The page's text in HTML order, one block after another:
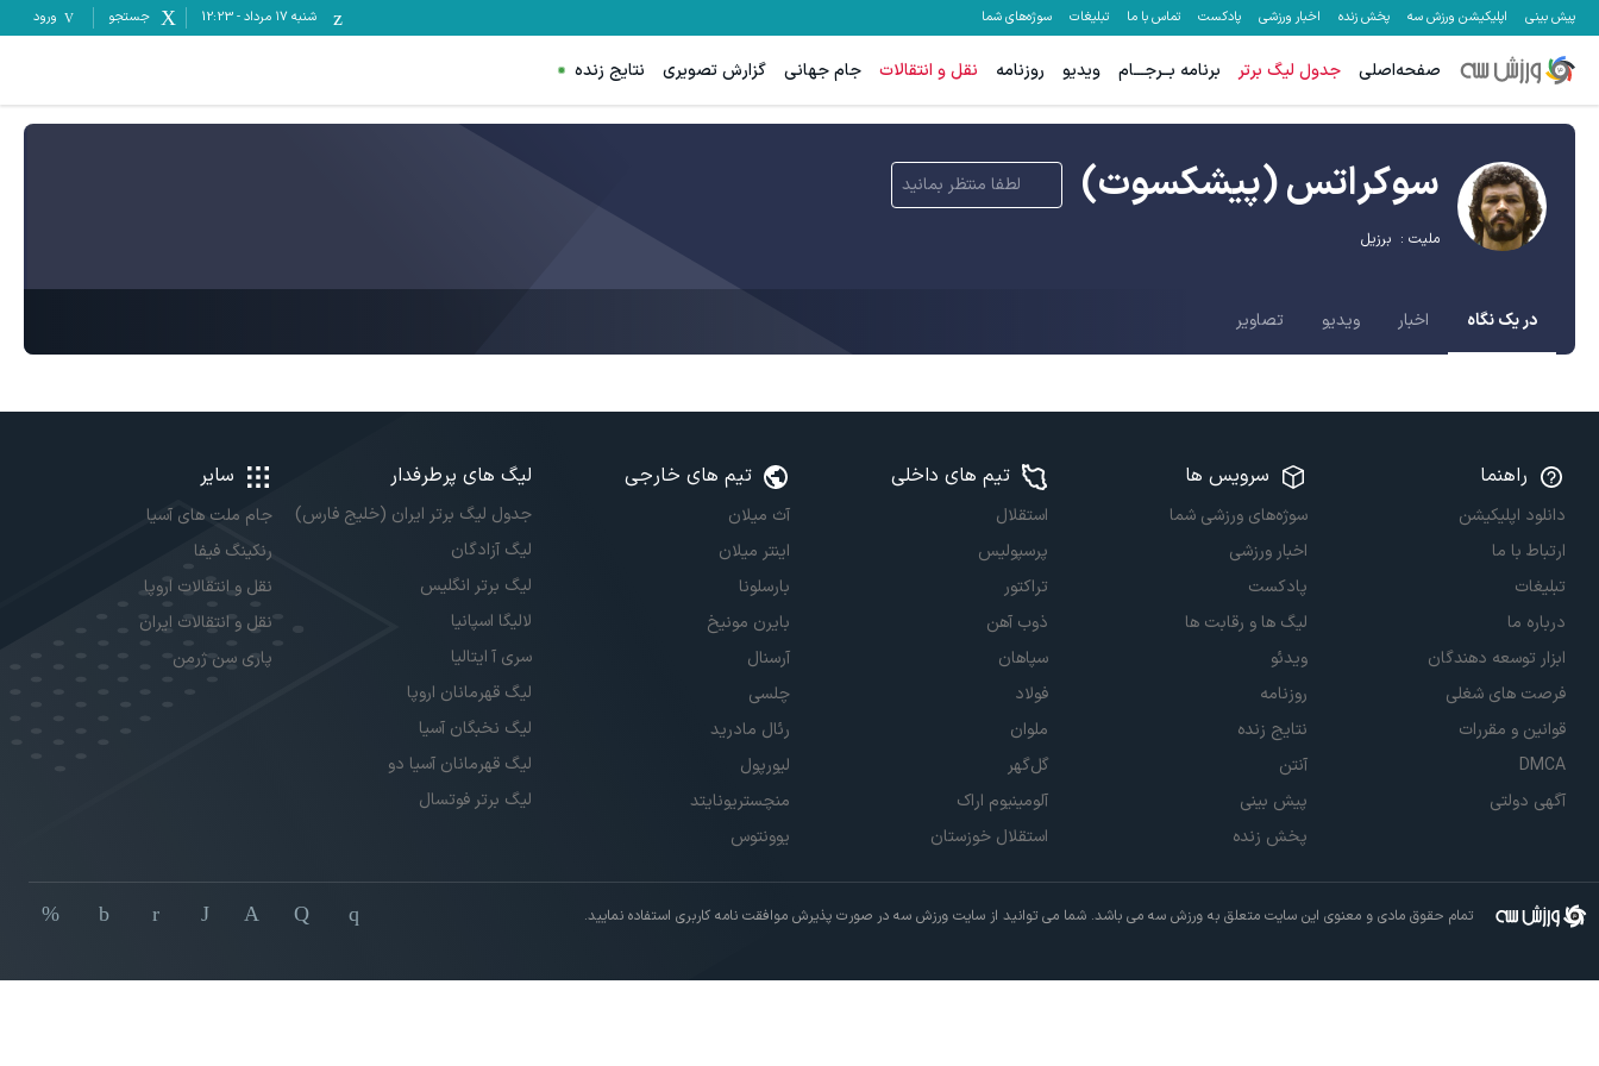
پیش بینی اپلیکیشن ورزش سه پخش زنده اخبار ورزشی پادکست تماس با ما تبلیغات سوژه‌های شما شنبه ۱۷ مرداد -
12:23 جستجو ورود
صفحه‌اصلی جدول لیگ برتر برنامه بــرجـــام ویدیو روزنامه نقل و انتقالات جام جهانی گزارش تصویری نتایج زنده
سوکراتس(پیشکسوت) لطفا منتظر بمانید
ملیت : برزیل
در یک نگاه اخبار ویدیو تصاویر
راهنما
دانلود اپلیکیشن
ارتباط با ما
تبلیغات
درباره ما
ابزار توسعه دهندگان
فرصت های شغلی
قوانین و مقررات
DMCA
آگهی دولتی
سرویس ها
سوژه‌های ورزشی شما
اخبار ورزشی
پادکست
لیگ ها و رقابت ها
ویدئو
روزنامه
نتایج زنده
آنتن
پیش بینی
پخش زنده
تیم های داخلی
استقلال
پرسپولیس
تراکتور
ذوب آهن
سپاهان
فولاد
ملوان
گل‌گهر
آلومینیوم اراک
استقلال خوزستان
تیم های خارجی
آث میلان
اینتر میلان
بارسلونا
بایرن مونیخ
آرسنال
چلسی
رئال مادرید
لیورپول
منچستریونایتد
یوونتوس
لیگ های پرطرفدار
جدول لیگ برتر ایران (خلیج فارس)
لیگ آزادگان
لیگ برتر انگلیس
لالیگا اسپانیا
سری آ ایتالیا
لیگ قهرمانان اروپا
لیگ نخبگان آسیا
لیگ قهرمانان آسیا دو
لیگ برتر فوتسال
سایر
جام ملت های آسیا
رنکینگ فیفا
نقل و انتقالات اروپا
نقل و انتقالات ایران
پاری سن ژرمن
تمام حقوق مادی و معنوی این سایت متعلق به ورزش سه می باشد. شما می توانید از سایت ورزش سه در صورت پذیرش موافقت نامه کاربری استفاده نمایید.